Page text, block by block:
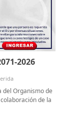
2026
del Organismo de
de la